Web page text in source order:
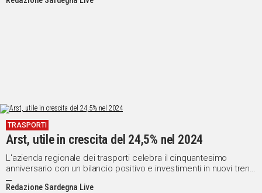
TRASPORTI
Arst, utile in crescita del 24,5% nel 2024
L'azienda regionale dei trasporti celebra il cinquantesimo
anniversario con un bilancio positivo e investimenti in nuovi treni
e autobus ecologici
Redazione Sardegna Live